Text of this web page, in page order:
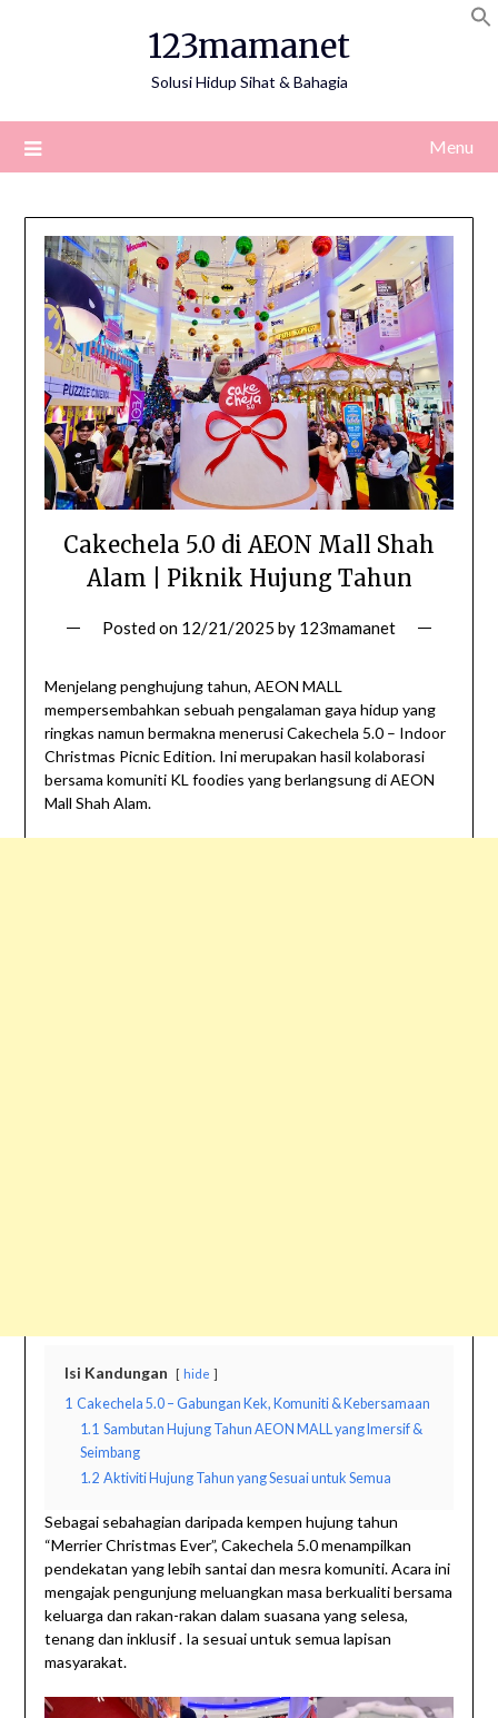
123mamanet
Solusi Hidup Sihat & Bahagia
Menu
Cakechela 5.0 di AEON Mall Shah
Alam | Piknik Hujung Tahun
Posted on 12/21/2025 by 123mamanet
Menjelang penghujung tahun, AEON MALL
mempersembahkan sebuah pengalaman gaya hidup yang
ringkas namun bermakna menerusi Cakechela 5.0 – Indoor
Christmas Picnic Edition. Ini merupakan hasil kolaborasi
bersama komuniti KL foodies yang berlangsung di AEON
Mall Shah Alam.
Isi Kandungan hide
1 Cakechela 5.0 – Gabungan Kek, Komuniti & Kebersamaan
1.1 Sambutan Hujung Tahun AEON MALL yang Imersif &
Seimbang
1.2 Aktiviti Hujung Tahun yang Sesuai untuk Semua
Sebagai sebahagian daripada kempen hujung tahun
“Merrier Christmas Ever”, Cakechela 5.0 menampilkan
pendekatan yang lebih santai dan mesra komuniti. Acara ini
mengajak pengunjung meluangkan masa berkualiti bersama
keluarga dan rakan-rakan dalam suasana yang selesa,
tenang dan inklusif . Ia sesuai untuk semua lapisan
masyarakat.